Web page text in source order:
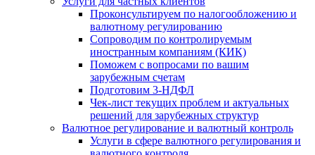
Проконсультируем по налогообложению и
валютному регулированию
Сопроводим по контролируемым
иностранным компаниям (КИК)
Поможем с вопросами по вашим
зарубежным счетам
Подготовим 3-НДФЛ
Чек-лист текущих проблем и актуальных
решений для зарубежных структур
Валютное регулирование и валютный контроль
Услуги в сфере валютного регулирования и